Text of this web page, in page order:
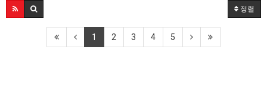
정렬
1 2 3 4 5